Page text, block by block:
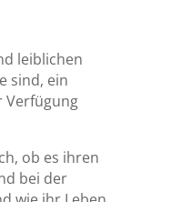
leiblichen
sind, ein
Verfügung
ob es ihren
bei der